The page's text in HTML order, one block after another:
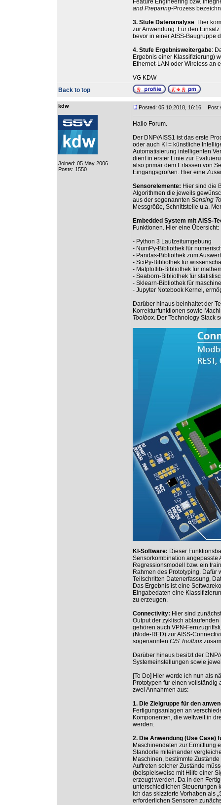
Feature Engineering bzw.
and Preparing-Prozess
3. Stufe Datenanalyse: Hier
zur Anwendung. Für den
bevor in einer AISS-Baugruppe
4. Stufe Ergebnisweitergabe:
Ergebnis einer Klassifizierung)
Ethernet-LAN oder Wireless an
VG KDW
Back to top
kdw
Joined: 05 May 2006
Posts: 1550
Posted: 05.10.2018, 16:16 Post
Hallo Forum.
Der DNP/AISS1 ist das erste
oder auch KI = künstliche
Automatisierung intelligenten
dient in erster Linie zur
also primär dem Erfassen von
Eingangsgrößen. Hier eine
Sensorelemente: Hier sind die
Algorithmen die jeweils
aus der sogenannten Sensing
Messgröße, Schnittstelle u.a.
Embedded System mit AISS-
Funktionen. Hier eine Übersicht:
- Python 3 Laufzeitumgebung
- NumPy-Bibliothek für
- Pandas-Bibliothek zum
- SciPy-Bibliothek für
- Matplotlib-Bibliothek für
- Seaborn-Bibliothek für
- Sklearn-Bibliothek für
- Jupyter Notebook Kernel,
Darüber hinaus beinhaltet der
Korrekturfunktionen sowie
Toolbox. Der Technology Stack
KI-Software: Dieser
Sensorkombination
Regressionsmodell bzw. ein
Rahmen des Prototyping.
Teilschritten Datenerfassung,
Das Ergebnis ist eine
Eingabedaten eine
zu erzeugen.
Connectivity: Hier sind
Output der zyklisch
gehören auch VPN-
(Node-RED) zur AISS-
sogenannten C/S Toolbox
Darüber hinaus besitzt der
Systemeinstellungen sowie
[To Do] Hier werde ich nun als
Prototypen für einen
zwei Annahmen aus:
1. Die Zielgruppe für den
Fertigungsanlagen an
Komponenten, die weltweit in
werden.
2. Die Anwendung (Use Case)
Maschinendaten zur Ermittlung
Standorte miteinander
Maschinen, bestimmte
Auftreten solcher Zustände
(beispielsweise mit Hilfe einer
erzeugt werden. Da in den
unterschiedlichen Steuerungen
ich das skizzierte Vorhaben als
erforderlichen Sensoren